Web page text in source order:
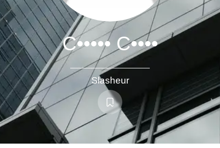
C••••• C••••
Slasheur